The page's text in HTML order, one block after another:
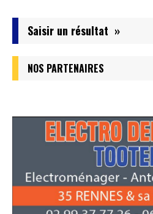
Saisir un résultat »
NOS PARTENAIRES